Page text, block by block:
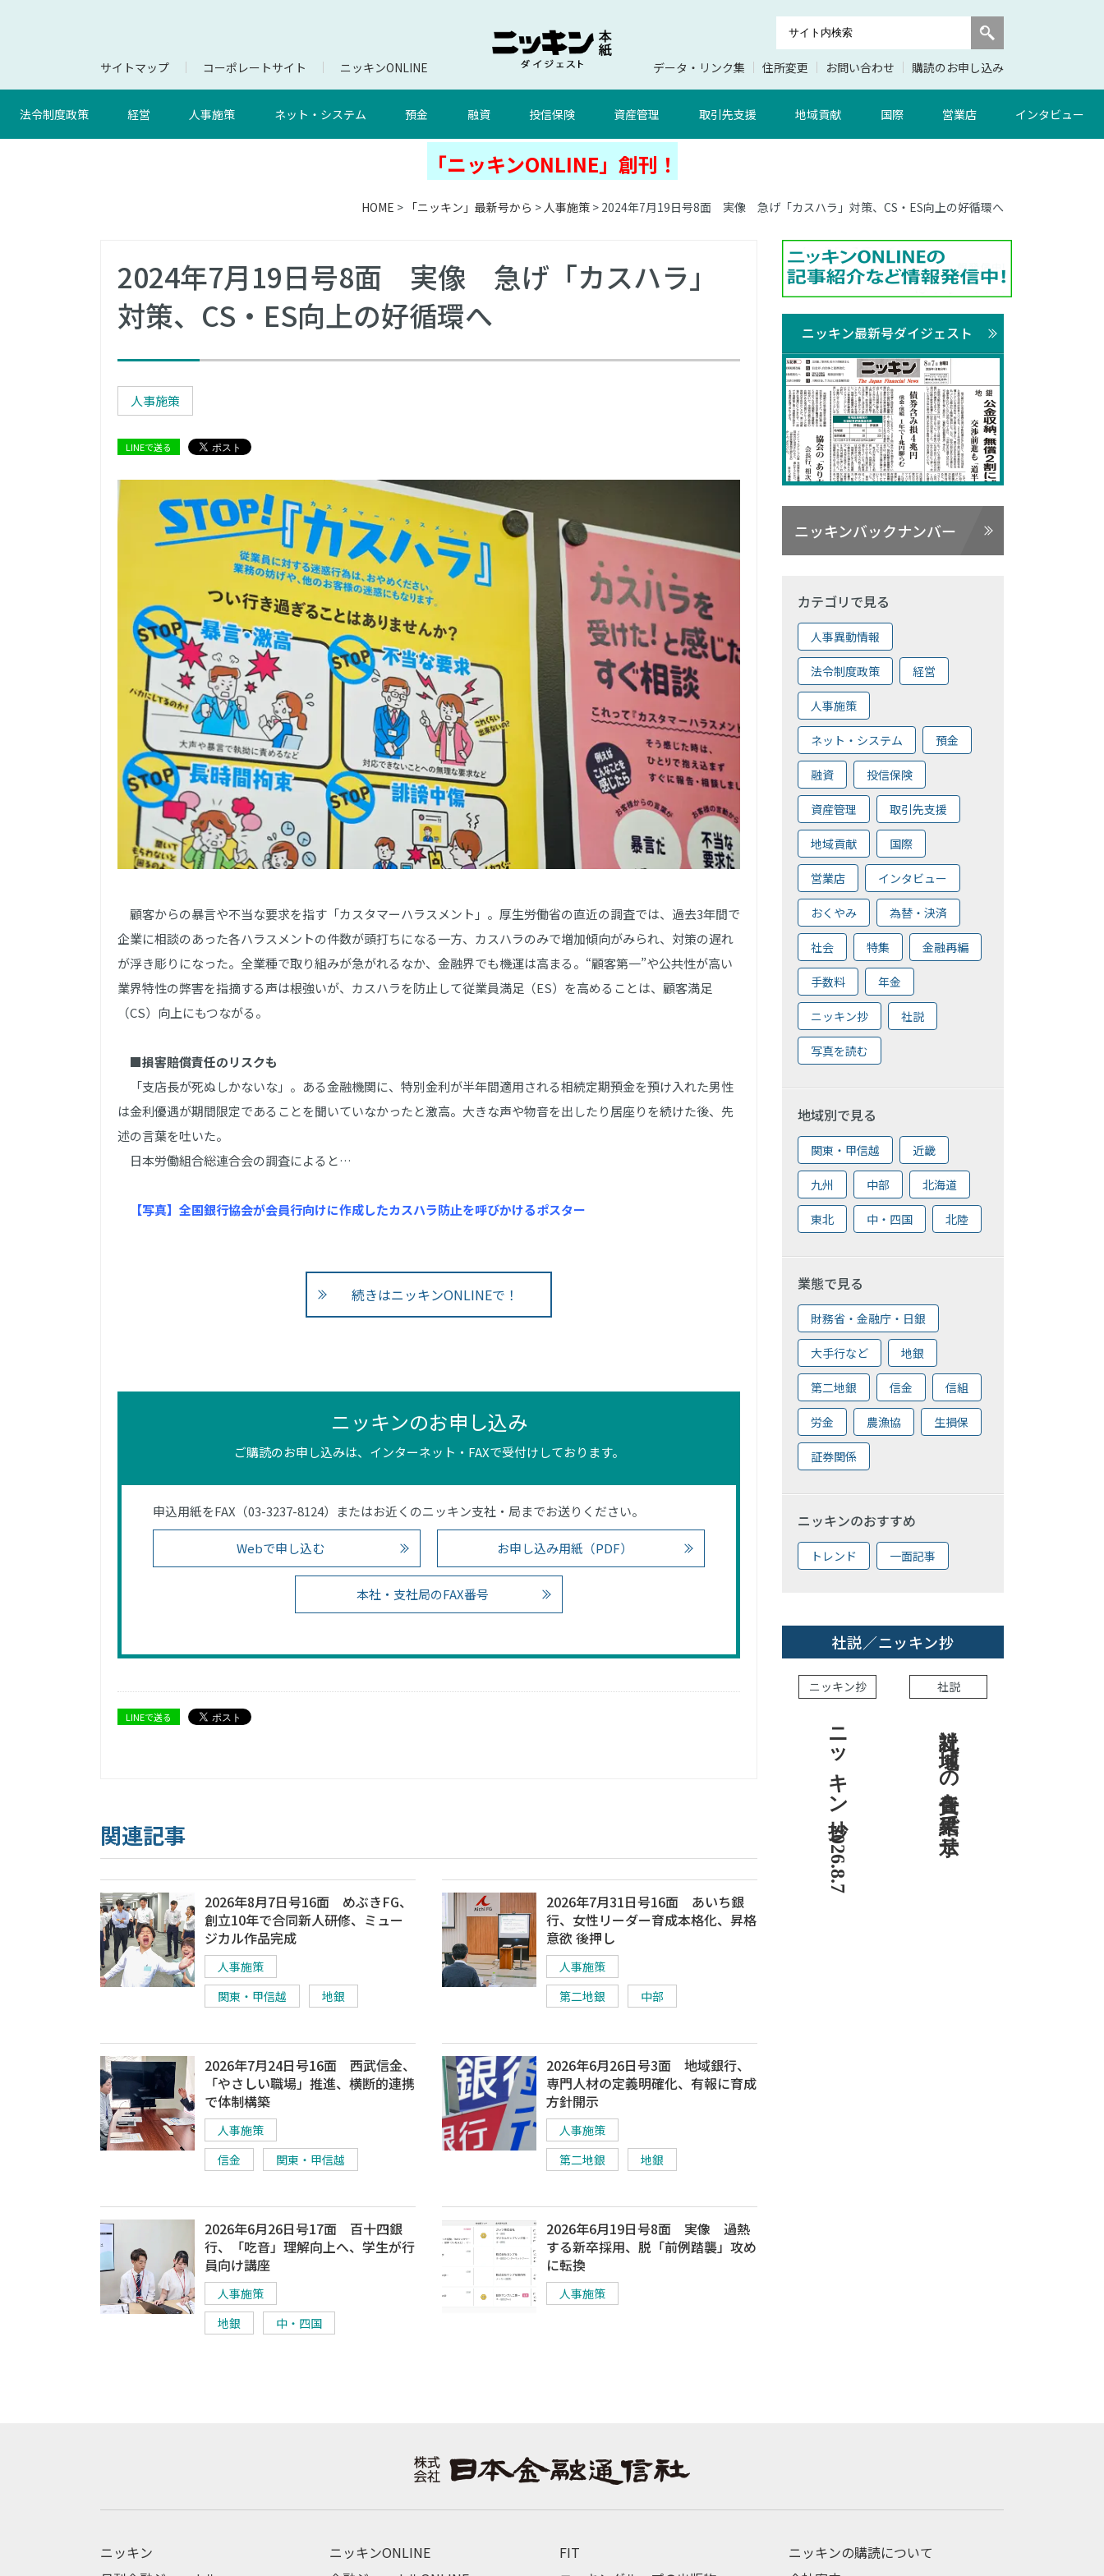
サイトマップ コーポレートサイト ニッキンONLINE データ・リンク集 住所変更 お問い合わせ 購読のお申し込み
法令制度政策 経営 人事施策 ネット・システム 預金 融資 投信保険 資産管理 取引先支援 地域貢献 国際 営業店 インタビュー
「ニッキンONLINE」創刊！
HOME > 「ニッキン」最新号から >人事施策 > 2024年7月19日号8面 実像 急げ「カスハラ」対策、CS・ES向上の好循環へ
2024年7月19日号8面 実像 急げ「カスハラ」
対策、CS・ES向上の好循環へ
人事施策
LINEで送る
顧客からの暴言や不当な要求を指す「カスタマーハラスメント」。厚生労働省の直近の調査では、過去3年間で
企業に相談のあった各ハラスメントの件数が頭打ちになる一方、カスハラのみで増加傾向がみられ、対策の遅れ
が浮き彫りになった。全業種で取り組みが急がれるなか、金融界でも機運は高まる。“顧客第一”や公共性が高い
業界特性の弊害を指摘する声は根強いが、カスハラを防止して従業員満足（ES）を高めることは、顧客満足
（CS）向上にもつながる。
■損害賠償責任のリスクも
「支店長が死ぬしかないな」。ある金融機関に、特別金利が半年間適用される相続定期預金を預け入れた男性
は金利優遇が期間限定であることを聞いていなかったと激高。大きな声や物音を出したり居座りを続けた後、先
述の言葉を吐いた。
日本労働組合総連合会の調査によると…
【写真】全国銀行協会が会員行向けに作成したカスハラ防止を呼びかけるポスター
続きはニッキンONLINEで！
ニッキンのお申し込み
ご購読のお申し込みは、インターネット・FAXで受付けしております。
申込用紙をFAX（03-3237-8124）またはお近くのニッキン支社・局までお送りください。
Webで申し込む お申し込み用紙（PDF）
本社・支社局のFAX番号
LINEで送る
関連記事
2026年8月7日号16面 めぶきFG、
創立10年で合同新人研修、ミュー
ジカル作品完成
人事施策
関東・甲信越
地銀
2026年7月31日号16面 あいち銀
行、女性リーダー育成本格化、昇格
意欲 後押し
人事施策
第二地銀
中部
2026年7月24日号16面 西武信金、
「やさしい職場」推進、横断的連携
で体制構築
人事施策
信金
関東・甲信越
2026年6月26日号3面 地域銀行、
専門人材の定義明確化、有報に育成
方針開示
人事施策
第二地銀
地銀
2026年6月26日号17面 百十四銀
行、「吃音」理解向上へ、学生が行
員向け講座
人事施策
地銀
中・四国
2026年6月19日号8面 実像 過熱
する新卒採用、脱「前例踏襲」攻め
に転換
人事施策
ニッキン最新号ダイジェスト
ニッキンバックナンバー
カテゴリで見る
人事異動情報
法令制度政策 経営
人事施策
ネット・システム 預金
融資 投信保険
資産管理 取引先支援
地域貢献 国際
営業店 インタビュー
おくやみ 為替・決済
社会 特集 金融再編
手数料 年金
ニッキン抄 社説
写真を読む
地域別で見る
関東・甲信越 近畿
九州 中部 北海道
東北 中・四国 北陸
業態で見る
財務省・金融庁・日銀
大手行など 地銀
第二地銀 信金 信組
労金 農漁協 生損保
証券関係
ニッキンのおすすめ
トレンド 一面記事
社説／ニッキン抄
ニッキン抄
ニッキン抄 2026.8.7
社説
社説 地域への責任を結果で示せ
ニッキン
ニッキンONLINE
FIT
ニッキンの購読について